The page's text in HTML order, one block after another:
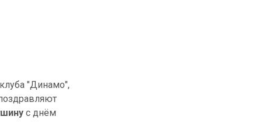
"Динамо",
с днём